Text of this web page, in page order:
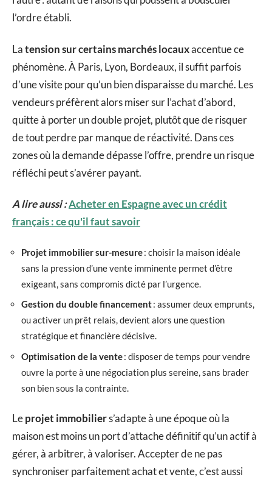
l’ordre établi.
Latension sur certains marchés locauxaccentue ce
phénomène. À Paris, Lyon, Bordeaux, il suffit parfois
d’une visite pour qu’un bien disparaisse du marché. Les
vendeurs préfèrent alors miser sur l’achat d’abord,
quitte à porter un double projet, plutôt que de risquer
de tout perdre par manque de réactivité. Dans ces
zones où la demande dépasse l’offre, prendre un risque
réfléchi peut s’avérer payant.
A lire aussi :Acheter en Espagne avec un crédit
français : ce qu'il faut savoir
Projet immobilier sur-mesure: choisir la maison idéale
sans la pression d’une vente imminente permet d’être
exigeant, sans compromis dicté par l’urgence.
Gestion du double financement: assumer deux emprunts,
ou activer un prêt relais, devient alors une question
stratégique et financière décisive.
Optimisation de la vente: disposer de temps pour vendre
ouvre la porte à une négociation plus sereine, sans brader
son bien sous la contrainte.
Leprojet immobiliers’adapte à une époque où la
maison est moins un port d’attache définitif qu’un actif à
gérer, à arbitrer, à valoriser. Accepter de ne pas
synchroniser parfaitement achat et vente, c’est aussi